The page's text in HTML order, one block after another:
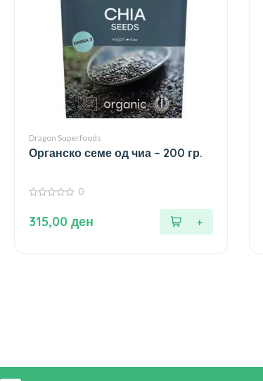
Dragon Superfoods
Органско семе од чиа – 200 гр.
5
0
315,00 ден